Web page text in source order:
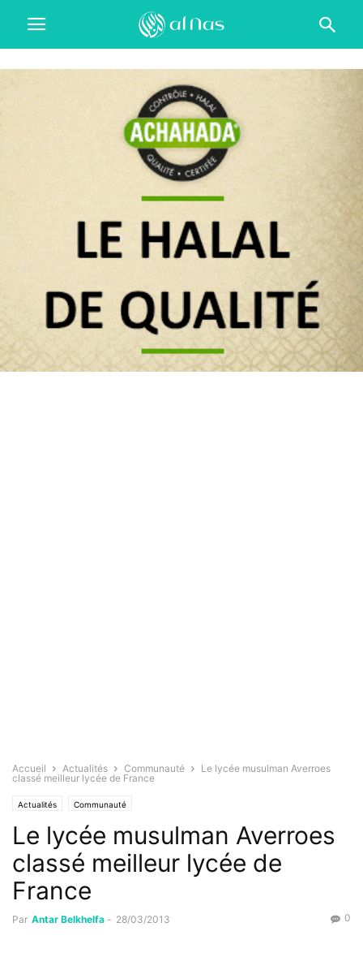
Accueil Actualités Communauté
Le lycée musulman Averroes
classé meilleur lycée de France
Actualités Communauté
Le lycée musulman Averroes
classé meilleur lycée de
France
Par Antar Belkhelfa - 28/03/2013 0